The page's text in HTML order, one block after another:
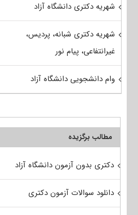
شهریه دکتری دانشگاه آزاد
شهریه دکتری شبانه، پردیس،
غیرانتفاعی، پیام نور
وام دانشجویی دانشگاه آزاد
مطالب برگزیده
دکتری بدون آزمون دانشگاه آزاد
دانلود سوالات آزمون دکتری